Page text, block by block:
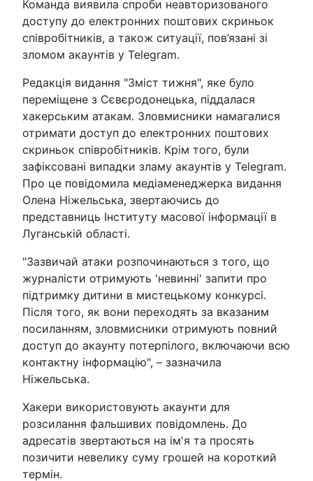
Команда виявила спроби неавторизованого
доступу до електронних поштових скриньок
співробітників, а також ситуації, пов’язані зі
зломом акаунтів у Telegram.
Редакція видання "Зміст тижня", яке було
переміщене з Сєвєродонецька, піддалася
хакерським атакам. Зловмисники намагалися
отримати доступ до електронних поштових
скриньок співробітників. Крім того, були
зафіксовані випадки зламу акаунтів у Telegram.
Про це повідомила медіаменеджерка видання
Олена Ніжельська, звертаючись до
представниць Інституту масової інформації в
Луганській області.
"Зазвичай атаки розпочинаються з того, що
журналісти отримують 'невинні' запити про
підтримку дитини в мистецькому конкурсі.
Після того, як вони переходять за вказаним
посиланням, зловмисники отримують повний
доступ до акаунту потерпілого, включаючи всю
контактну інформацію", – зазначила
Ніжельська.
Хакери використовують акаунти для
розсилання фальшивих повідомлень. До
адресатів звертаються на ім'я та просять
позичити невелику суму грошей на короткий
термін.